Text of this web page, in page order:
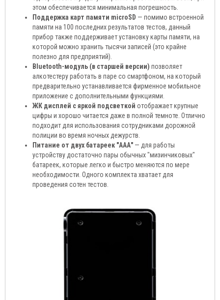
этом обеспечивается минимальная погрешность.
Поддержка карт памяти microSD — помимо встроенной
памяти на 100 последних результатов тестов, данный
прибор также поддерживает установку карты памяти, на
которой можно хранить тысячи записей (это крайне
полезно для предприятий).
Bluetooth-модуль (в старшей версии) позволяет
алкотестеру работать в паре со смартфоном, на который
предварительно устанавливается фирменное мобильное
приложение с дополнительными функциями.
ЖК дисплей с яркой подсветкой отображает крупные
цифры и хорошо читается даже в полной темноте. Отлично
подходит для использования сотрудниками дорожной
полиции во время ночных дежурств.
Питание от двух батареек "ААА" — для работы
устройству достаточно пары обычных "мизинчиковых"
батареек, которые легко и быстро меняются по мере
необходимости. Одного комплекта хватает для
проведения сотен тестов.